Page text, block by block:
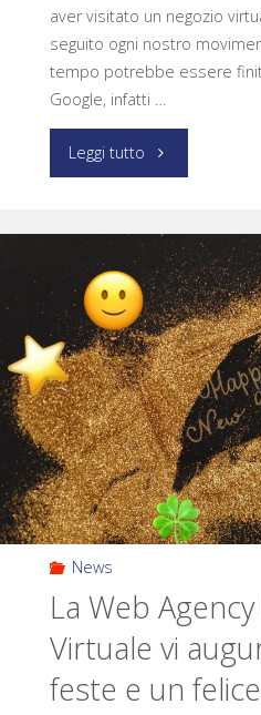
aver visitato un negozio
seguito ogni nostro
tempo potrebbe essere
Google, infatti …
Leggi tutto
News
La Web
Virtuale vi
feste e un